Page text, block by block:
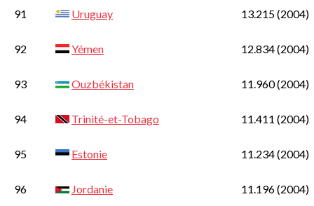
91 Uruguay 13.215(2004)
92 Yémen 12.834(2004)
93 Ouzbékistan 11.960(2004)
94 Trinité-et-Tobago 11.411 (2004)
95 Estonie 11.234(2004)
96 Jordanie 11.196(2004)